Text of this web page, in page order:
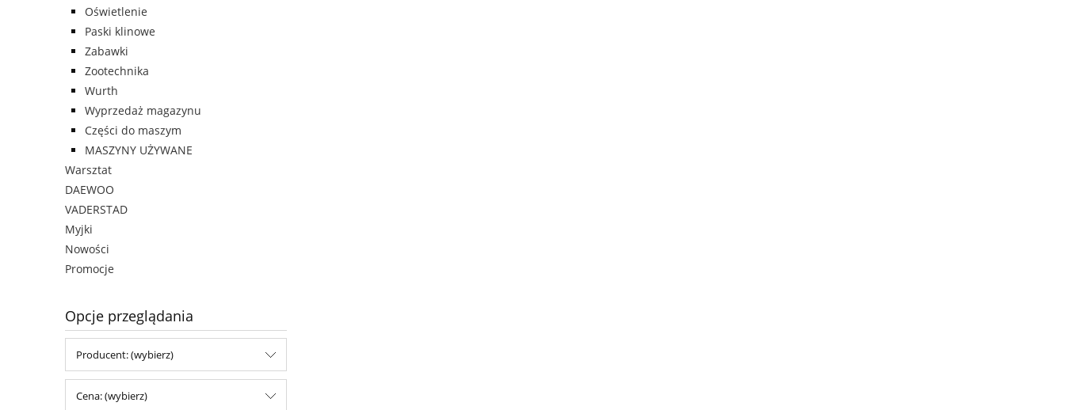
Oświetlenie
Paski klinowe
Zabawki
Zootechnika
Wurth
Wyprzedaż magazynu
Części do maszym
MASZYNY UŻYWANE
Warsztat
DAEWOO
VADERSTAD
Myjki
Nowości
Promocje
Opcje przeglądania
Producent: (wybierz)
Cena: (wybierz)